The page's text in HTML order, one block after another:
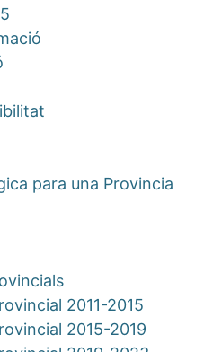
para una Provincia
2011-2015
2015-2019